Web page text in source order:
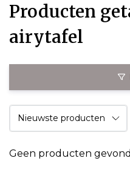
Producten
airytafel
Geen producten